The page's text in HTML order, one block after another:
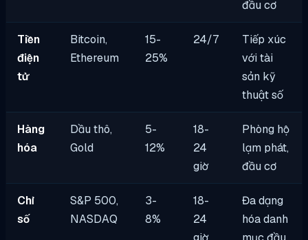
đầu cơ
Tiền
điện
tử
Bitcoin,
Ethereum
15-
25%
24/7
Tiếp xúc
với tài
sản kỹ
thuật số
Hàng
hóa
Dầu thô,
Gold
5-
12%
18-
24
giờ
Phòng hộ
lạm phát,
đầu cơ
Chỉ
số
S&P 500,
NASDAQ
3-
8%
18-
24
Đa dạng
hóa danh